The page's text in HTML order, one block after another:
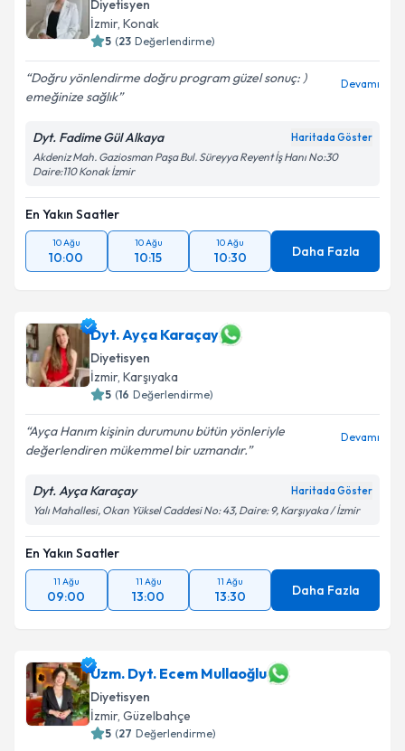
Diyetisyen
İzmir, Konak
5 (23 Değerlendirme)
Doğru yönlendirme doğru program güzel sonuç: )
emeğinize sağlık
Devamı
Dyt. Fadime Gül Alkaya Haritada Göster
Akdeniz Mah. Gaziosman Paşa Bul. Süreyya Reyent İş Hanı No:30
Daire:110 Konak İzmir
En Yakın Saatler
10 Ağu
10:00
10 Ağu
10:15
10 Ağu
10:30 Daha Fazla
Dyt. Ayça Karaçay
Diyetisyen
İzmir, Karşıyaka
5 (16 Değerlendirme)
Ayça Hanım kişinin durumunu bütün yönleriyle
değerlendiren mükemmel bir uzmandır.
Devamı
Dyt. Ayça Karaçay Haritada Göster
Yalı Mahallesi, Okan Yüksel Caddesi No: 43, Daire: 9, Karşıyaka / İzmir
En Yakın Saatler
11 Ağu
09:00
11 Ağu
13:00
11 Ağu
13:30 Daha Fazla
Uzm. Dyt. Ecem Mullaoğlu
Diyetisyen
İzmir, Güzelbahçe
5 (27 Değerlendirme)